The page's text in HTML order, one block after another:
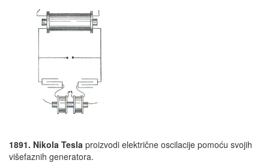
1891. Nikola Tesla proizvodi električne oscilacije pomoću svojih
višefaznih generatora.